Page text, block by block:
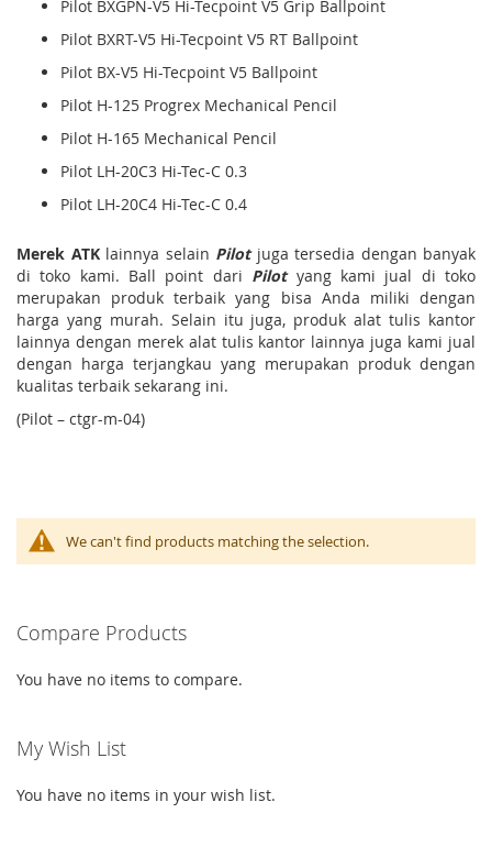
Pilot BXGPN-V5 Hi-Tecpoint V5 Grip Ballpoint
Pilot BXRT-V5 Hi-Tecpoint V5 RT Ballpoint
Pilot BX-V5 Hi-Tecpoint V5 Ballpoint
Pilot H-125 Progrex Mechanical Pencil
Pilot H-165 Mechanical Pencil
Pilot LH-20C3 Hi-Tec-C 0.3
Pilot LH-20C4 Hi-Tec-C 0.4
Merek ATKlainnya selain Pilotjuga tersedia dengan banyak
di toko kami. Ball point dari Pilotyang kami jual di toko
merupakan produk terbaik yang bisa Anda miliki dengan
harga yang murah. Selain itu juga, produk alat tulis kantor
lainnya dengan merek alat tulis kantor lainnya juga kami jual
dengan harga terjangkau yang merupakan produk dengan
kualitas terbaik sekarang ini.
(Pilot – ctgr-m-04)
We can't find products matching the selection.
Compare Products
You have no items to compare.
My Wish List
You have no items in your wish list.